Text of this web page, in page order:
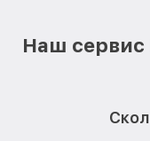
Наш сервис